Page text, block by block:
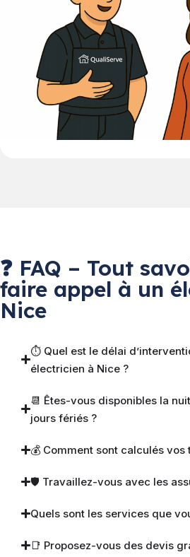
❓ FAQ – Tout
faire appel à un
Nice
⏱ Quel est le délai
électricien à Nice ?
📆 Êtes-vous disponibles la
jours fériés ?
💰 Comment sont calculés vos
🛡 Travaillez-vous avec les
Quels sont les services que
📑 Proposez-vous des devis